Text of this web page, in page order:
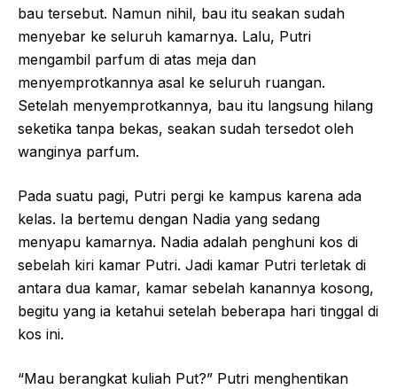
bau tersebut. Namun nihil, bau itu seakan sudah
menyebar ke seluruh kamarnya. Lalu, Putri
mengambil parfum di atas meja dan
menyemprotkannya asal ke seluruh ruangan.
Setelah menyemprotkannya, bau itu langsung hilang
seketika tanpa bekas, seakan sudah tersedot oleh
wanginya parfum.
Pada suatu pagi, Putri pergi ke kampus karena ada
kelas. Ia bertemu dengan Nadia yang sedang
menyapu kamarnya. Nadia adalah penghuni kos di
sebelah kiri kamar Putri. Jadi kamar Putri terletak di
antara dua kamar, kamar sebelah kanannya kosong,
begitu yang ia ketahui setelah beberapa hari tinggal di
kos ini.
“Mau berangkat kuliah Put?” Putri menghentikan